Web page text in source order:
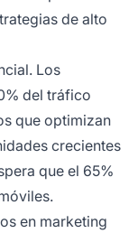
de alto
Los
del tráfico
que optimizan
crecientes
que el 65%
en marketing